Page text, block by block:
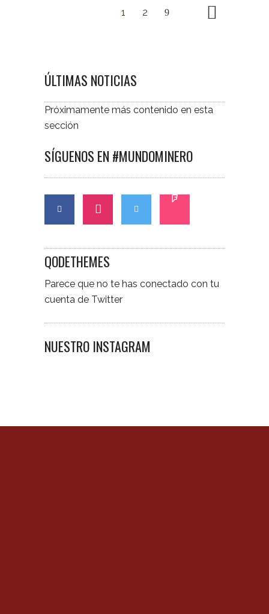
1 2
ÚLTIMAS NOTICIAS
Próximamente más contenido en esta
sección
SÍGUENOS EN #MUNDOMINERO
QODETHEMES
Parece que no te has conectado con tu
cuenta de Twitter
NUESTRO INSTAGRAM